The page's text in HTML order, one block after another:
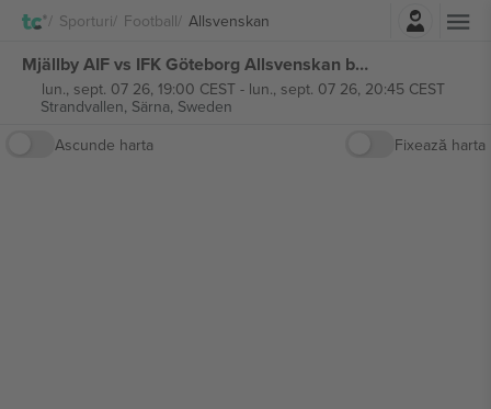
Sporturi Football AllsvenskanAutentificare
Mjällby AIF vs IFK Göteborg Allsvenskan bilete
lun., sept. 07 26, 19:00 CEST- lun., sept. 07 26, 20:45 CEST
Strandvallen, Särna, Sweden
Ascunde harta
Fixează harta